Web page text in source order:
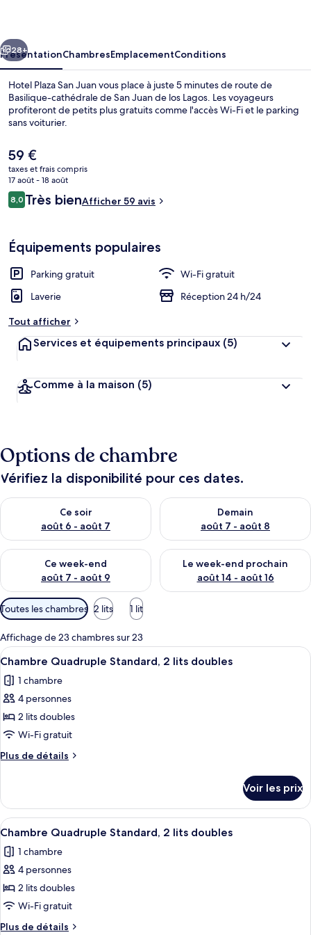
Réception
Suivant
28+
PrésentationChambresEmplacementConditions
Hotel Plaza San Juan vous place à juste 5 minutes de route de
Basilique-cathédrale de San Juan de los Lagos. Les voyageurs
profiteront de petits plus gratuits comme l'accès Wi-Fi et le parking
sans voiturier.
Le
prix
actuel
est
de
59 €
taxes et frais compris
17 août - 18 août
Avis
voyageurs
8,08,0 sur 10
Très bienAfficher 59 avis
Équipements populaires
Parking gratuit
Wi-Fi gratuit
Laverie
Réception 24 h/24
Tout afficher
Services et équipements principaux (5)
Comme à la maison (5)
Options de chambre
Vérifiez la disponibilité pour ces dates.
Ce soir
août 6 - août 7
Vérifier la disponibilité pour ce soir août 6 - août 7
Demain
août 7 - août 8
Vérifier la disponibilité pour
Ce week-end
août 7 - août 9
Vérifier la disponibilité pour ce week-end août 7 - août 9
Le week-end prochain
août 14 - août 16
Vérifier la disponibilité pour
Filtres
disponibles
pour
les
chambres
Toutes les chambres 2 lits 1 lit
Affichage de 23 chambres sur 23
Afficher
toutes
les
photos
pour
ce
type
de
Chambre
Quadruple
Standard,
2
lits
doubles
Une chambre d’hôtel avec deux
1
Chambre Quadruple Standard, 2 lits doubles
1 chambre
4 personnes
2 lits doubles
Wi-Fi gratuit
Plus de détails
Plus
le
type
de
Chambre
Quadruple
2
lits
Voir les prix
Afficher
toutes
les
photos
pour
ce
type
Une chambre d’hôtel avec deux
1
Chambre Quadruple Standard, 2 lits doubles
1 chambre
4 personnes
2 lits doubles
Wi-Fi gratuit
Plus de détails
Plus